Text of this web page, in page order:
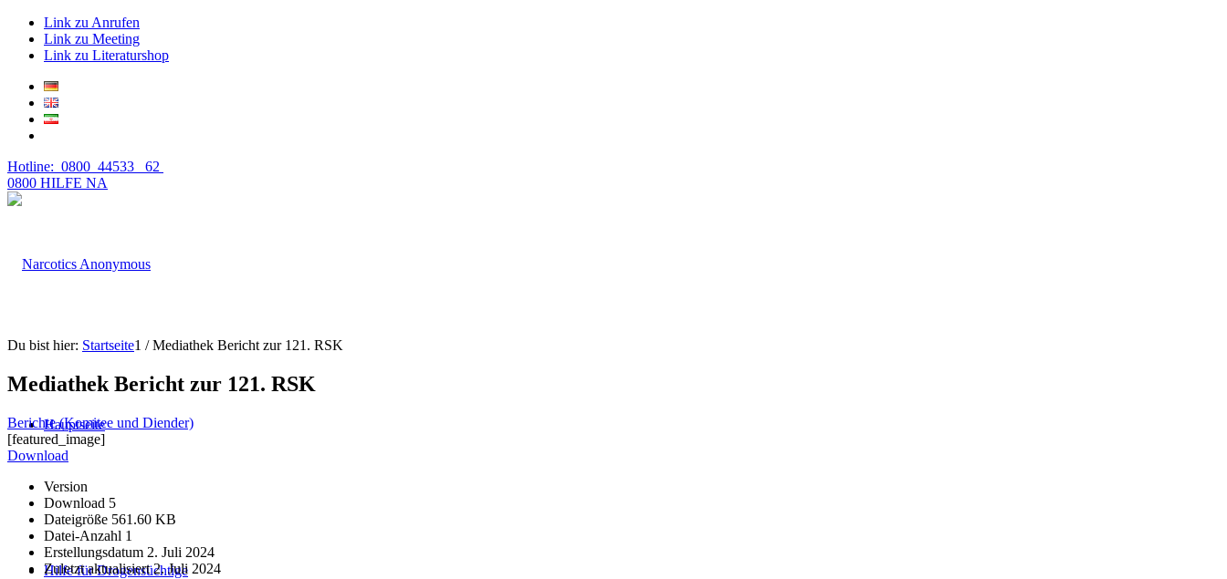
Link zu Anrufen
Link zu Meeting
Link zu Literaturshop
Hotline: 0800 44533 62
0800 HILFE NA
Hauptseite
Hilfe für Drogensüchtige
Du bist hier: Startseite1 / Mediathek Bericht zur 121. RSK
Mediathek Bericht zur 121. RSK
Berichte (Komitee und Diender)
[featured_image]
Download
Version
Download 5
Dateigröße 561.60 KB
Datei-Anzahl 1
Erstellungsdatum 2. Juli 2024
Zuletzt aktualisiert2. Juli 2024